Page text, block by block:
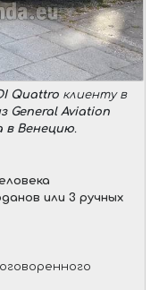
Quattro клиенту в
General Aviation
в Венецию.
или 3 ручных